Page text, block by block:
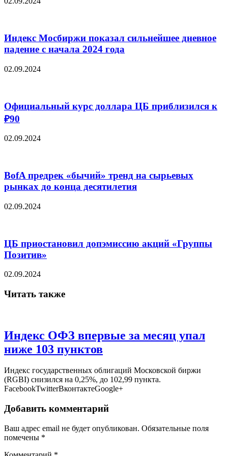
Индекс Мосбиржи показал сильнейшее дневное
падение с начала 2024 года
02.09.2024
Официальный курс доллара ЦБ приблизился к
₽90
02.09.2024
BofA предрек «бычий» тренд на сырьевых
рынках до конца десятилетия
02.09.2024
ЦБ приостановил допэмиссию акций «Группы
Позитив»
02.09.2024
Читать также
Индекс ОФЗ впервые за месяц упал
ниже 103 пунктов
Индекс государственных облигаций Московской биржи
(RGBI) снизился на 0,25%, до 102,99 пункта.
FacebookTwitterВконтактеGoogle+
Добавить комментарий
Ваш адрес email не будет опубликован. Обязательные поля
помечены *